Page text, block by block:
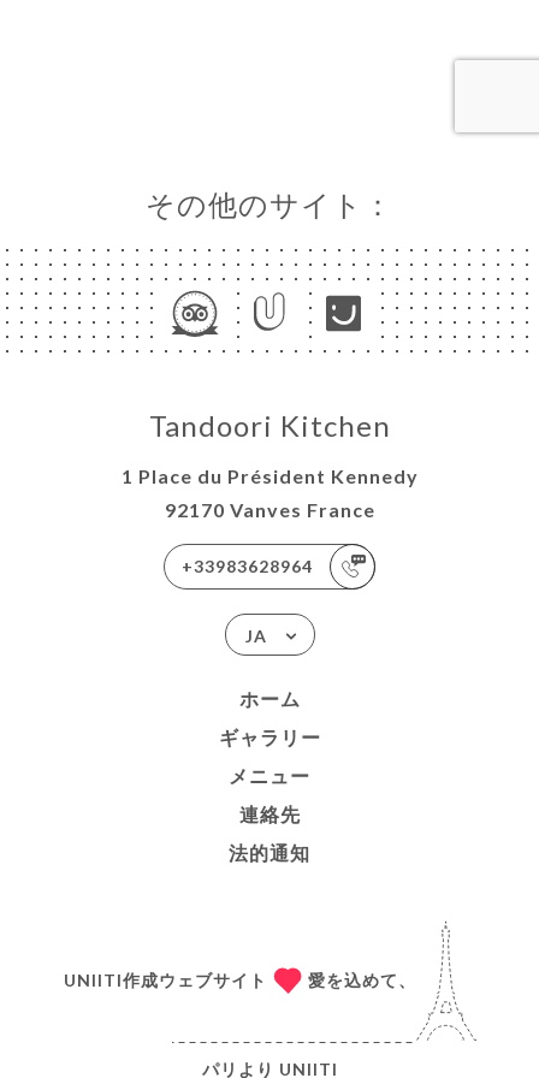
その他のサイト：
Tandoori Kitchen
1 Place du Président Kennedy
92170 Vanves France
+33983628964
JA
ホーム
ギャラリー
メニュー
連絡先
法的通知
UNIITI作成ウェブサイト 愛を込めて、
パリより UNIITI